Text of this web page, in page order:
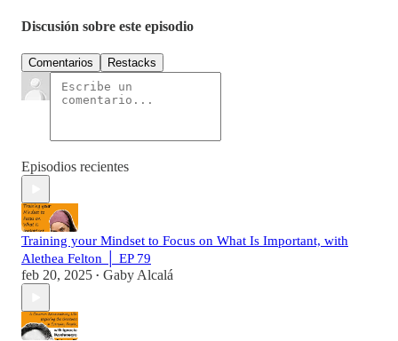
Discusión sobre este episodio
Comentarios Restacks
Episodios recientes
Training your Mindset to Focus on What Is Important, with
Alethea Felton │ EP 79
feb 20, 2025 • Gaby Alcalá